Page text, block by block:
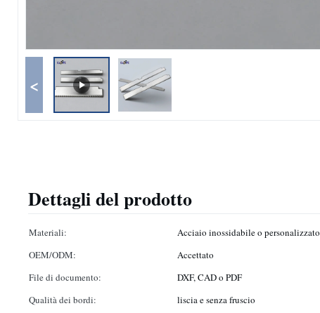
<
Dettagli del prodotto
Materiali: Acciaio inossidabile o personalizzato
OEM/ODM:
Accettato
File di documento:
DXF, CAD o PDF
Qualità dei bordi:
liscia e senza fruscio